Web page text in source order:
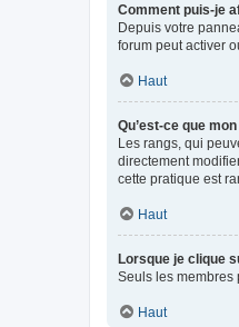
Comment puis-je
Depuis votre
forum peut activer
Haut
Qu’est-ce que
Les rangs, qui
directement
cette pratique est
Haut
Lorsque je clique
Seuls les membres
Haut